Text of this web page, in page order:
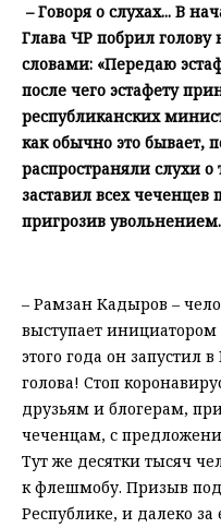
– Говоря о слухах... В
Глава ЧР побрил
словами: «Передаю
после чего эстафету
республиканских
как обычно это бывает,
распространяли слухи
заставил всех чеченцев
пригрозив
– Рамзан Кадыров –
выступает
этого года он запустил
голова! Стоп
друзьям и блогерам,
чеченцам, с
Тут же десятки тысяч
к флешмобу. Призыв
Республике, и далеко